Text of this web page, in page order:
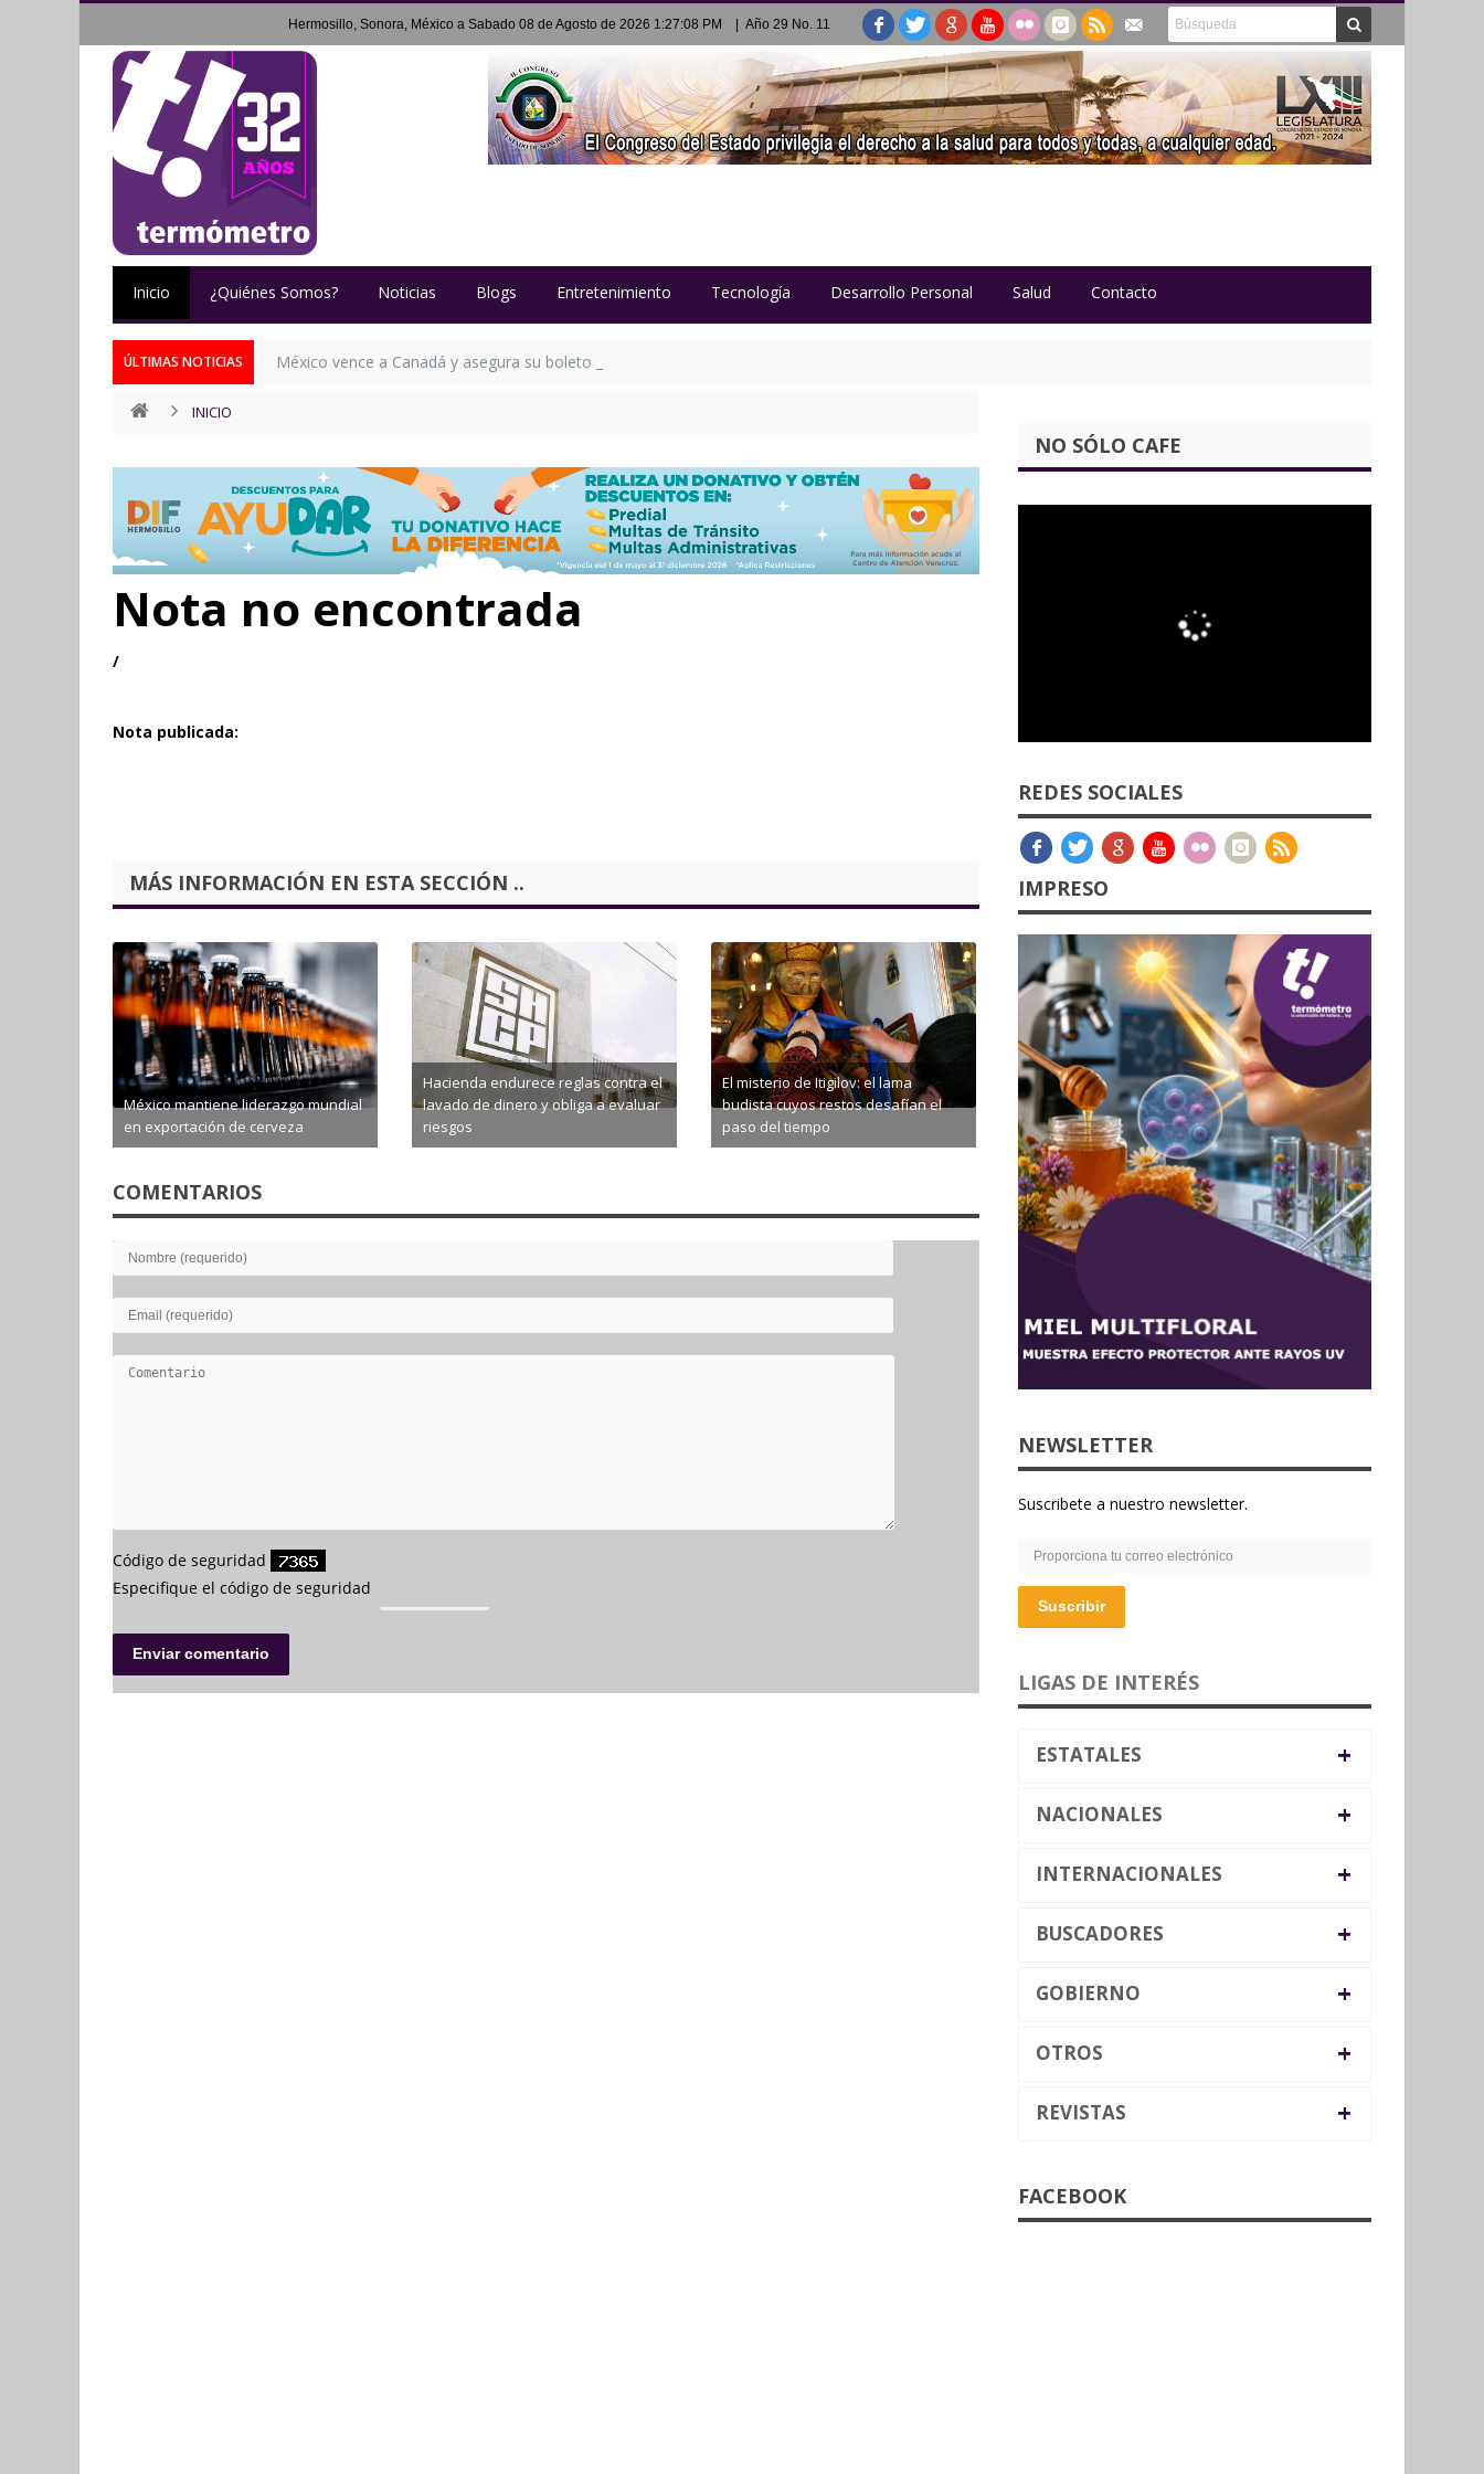
Hermosillo, Sonora, México a Sabado 08 de Agosto de 2026 1:27:08 PM | Año 29 No. 11
Inicio ¿Quiénes Somos? Noticias Blogs Entretenimiento Tecnología Desarrollo Personal Salud Contacto
ÚLTIMAS NOTICIAS México vence a Canadá y asegura su boleto al futbol olímpico de Los Ángeles 2028
INICIO
Nota no encontrada
/
Nota publicada:
MÁS INFORMACIÓN EN ESTA SECCIÓN ..
México mantiene liderazgo mundial
en exportación de cerveza
Hacienda endurece reglas contra el
lavado de dinero y obliga a evaluar
riesgos
El misterio de Itigilov: el lama
budista cuyos restos desafían el
paso del tiempo
COMENTARIOS
NO SÓLO CAFE
REDES SOCIALES
IMPRESO
NEWSLETTER
Suscribete a nuestro newsletter.
Suscribir
LIGAS DE INTERÉS
ESTATALES +
NACIONALES +
INTERNACIONALES +
BUSCADORES +
GOBIERNO +
OTROS +
REVISTAS +
FACEBOOK